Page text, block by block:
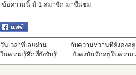
ข้อความนี้ มี 1 สมาชิก มาชื่นชม
วันเวลาที่เลยผ่าน............กับความหวานที่ยังคงอยู่
ในความรู้สึกที่ยังรับรู้........ยังคงบันทึกอยู่ในความ